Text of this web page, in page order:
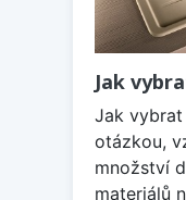
Jak
Jak
otázkou,
množství
materiálů